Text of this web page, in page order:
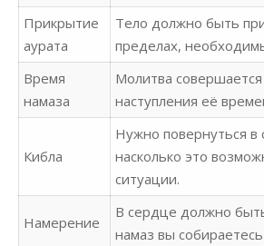
Прикрытие
аурата
Тело должно быть
пределах,
Время
намаза
Молитва совершается
наступления её
Кибла
Нужно повернуться в
насколько это
ситуации.
Намерение
В сердце должно
намаз вы